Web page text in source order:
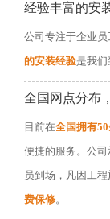
经验丰富的安
公司专注于企业
的安装经验是我们
全国网点分布
目前在全国拥有
便捷的服务。公司
员到场，凡因工
费保修。